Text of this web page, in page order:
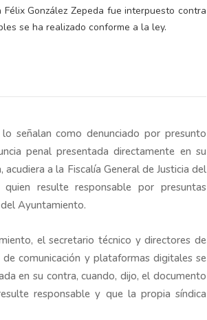
González Zepeda fue interpuesto contra
se ha realizado conforme a la ley.
señalan como denunciado por presunto
penal presentada directamente en su
a la Fiscalía General de Justicia del
resulte responsable por presuntas
Ayuntamiento.
el secretario técnico y directores de
comunicación y plataformas digitales se
en su contra, cuando, dijo, el documento
responsable y que la propia síndica